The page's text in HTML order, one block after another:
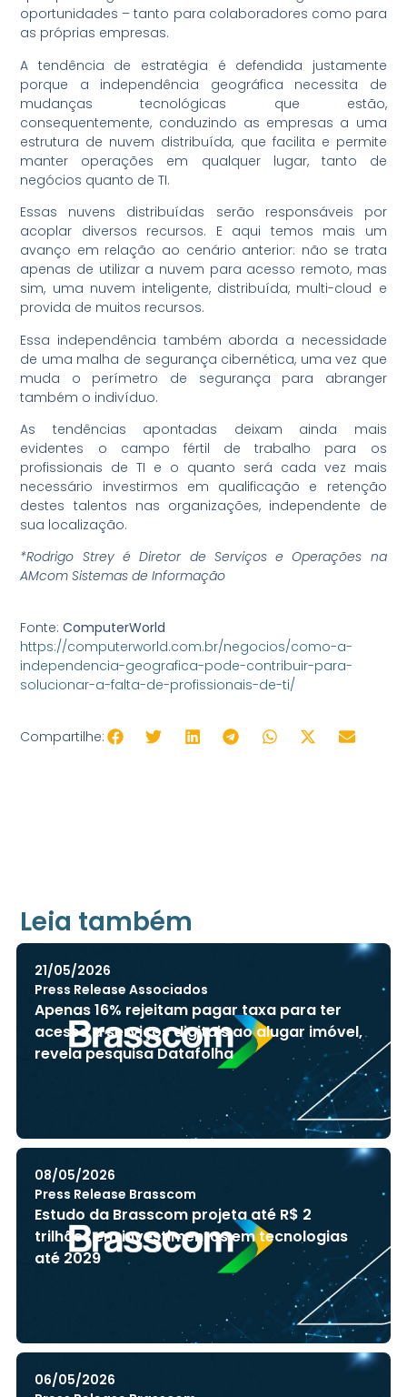
oportunidades – tanto para colaboradores como para
as próprias empresas.
A tendência de estratégia é defendida justamente
porque a independência geográfica necessita de
mudanças tecnológicas que estão,
consequentemente, conduzindo as empresas a uma
estrutura de nuvem distribuída, que facilita e permite
manter operações em qualquer lugar, tanto de
negócios quanto de TI.
Essas nuvens distribuídas serão responsáveis por
acoplar diversos recursos. E aqui temos mais um
avanço em relação ao cenário anterior: não se trata
apenas de utilizar a nuvem para acesso remoto, mas
sim, uma nuvem inteligente, distribuída, multi-cloud e
provida de muitos recursos.
Essa independência também aborda a necessidade
de uma malha de segurança cibernética, uma vez que
muda o perímetro de segurança para abranger
também o indivíduo.
As tendências apontadas deixam ainda mais
evidentes o campo fértil de trabalho para os
profissionais de TI e o quanto será cada vez mais
necessário investirmos em qualificação e retenção
destes talentos nas organizações, independente de
sua localização.
*Rodrigo Strey é Diretor de Serviços e Operações na
AMcom Sistemas de Informação
Fonte:ComputerWorld
https://computerworld.com.br/negocios/como-a-
independencia-geografica-pode-contribuir-para-
solucionar-a-falta-de-profissionais-de-ti/
Compartilhe:
Leia também
21/05/2026
Press Release Associados
Apenas 16% rejeitam pagar taxa para ter
acesso a serviços digitais ao alugar imóvel,
revela pesquisa Datafolha
08/05/2026
Press Release Brasscom
Estudo da Brasscom projeta até R$ 2
trilhões em investimentos em tecnologias
até 2029
06/05/2026